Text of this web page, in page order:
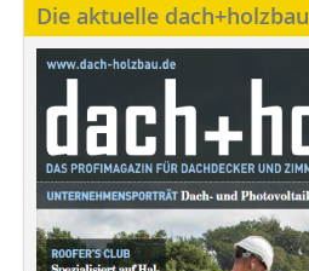
Die aktuelle dach+holzbau